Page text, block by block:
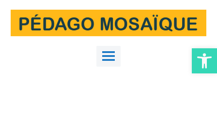
Ouvrir
content
Main
Menu